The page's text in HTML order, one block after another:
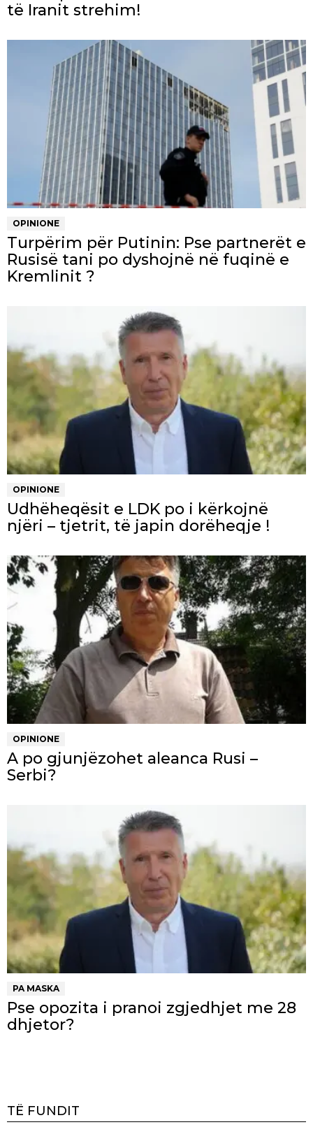
të Iranit strehim!
OPINIONE
Turpërim për Putinin: Pse partnerët e
Rusisë tani po dyshojnë në fuqinë e
Kremlinit ?
OPINIONE
Udhëheqësit e LDK po i kërkojnë
njëri – tjetrit, të japin dorëheqje !
OPINIONE
A po gjunjëzohet aleanca Rusi –
Serbi?
PA MASKA
Pse opozita i pranoi zgjedhjet me 28
dhjetor?
TË FUNDIT